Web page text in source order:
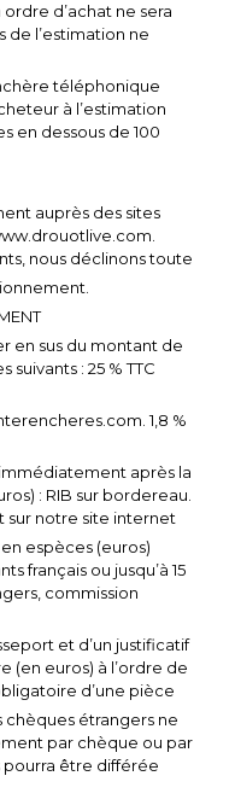
d’achat ne sera
de l’estimation ne
téléphonique
à l’estimation
en dessous de 100
auprès des sites
nous déclinons toute
en sus du montant de
suivants : 25 % TTC
1,8 %
après la
: RIB sur bordereau.
sur notre site internet
espèces (euros)
français ou jusqu’à 15
commission
et d’un justificatif
(en euros) à l’ordre de
d’une pièce
chèques étrangers ne
par chèque ou par
pourra être différée